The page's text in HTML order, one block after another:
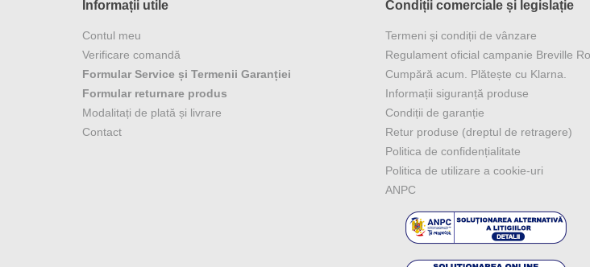
Informații utile
Contul meu
Verificare comandă
Formular Service și Termenii Garanției
Formular returnare produs
Modalitați de plată și livrare
Contact
Condiții comerciale și legislație
Termeni și condiții de vânzare
Regulament oficial campanie Breville
Cumpără acum. Plătește cu Klarna.
Informații siguranță produse
Condiții de garanție
Retur produse (dreptul de retragere)
Politica de confidențialitate
Politica de utilizare a cookie-uri
ANPC